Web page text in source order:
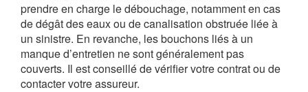
prendre en charge le débouchage, notamment en cas
de dégât des eaux ou de canalisation obstruée liée à
un sinistre. En revanche, les bouchons liés à un
manque d’entretien ne sont généralement pas
couverts. Il est conseillé de vérifier votre contrat ou de
contacter votre assureur.